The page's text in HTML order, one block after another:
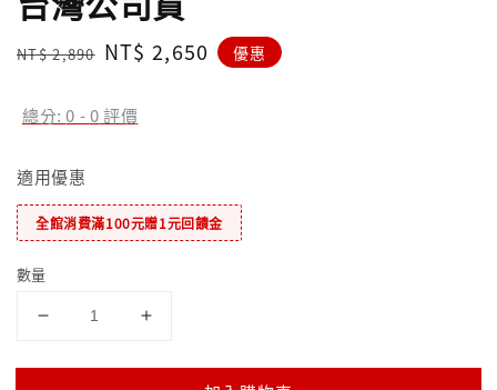
Regular
NT$ 2,890 Sale
NT$ 2,650 優惠
總分:0 -0評價
適用優惠
全館消費滿100元贈1元回饋金
數量